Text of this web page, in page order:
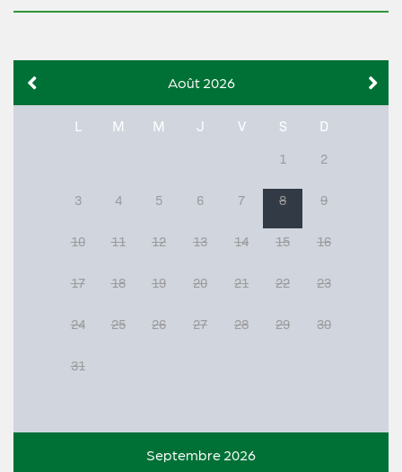
Août 2026
L M M J V S D
1 2
3 4 5 6 7 8 9
10 11 12 13 14 15 16
17 18 19 20 21 22 23
24 25 26 27 28 29 30
31
Septembre 2026